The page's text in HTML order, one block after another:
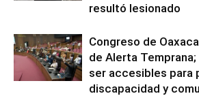
resultó lesionado
Congreso de
de Alerta
ser accesibles para
discapacidad y